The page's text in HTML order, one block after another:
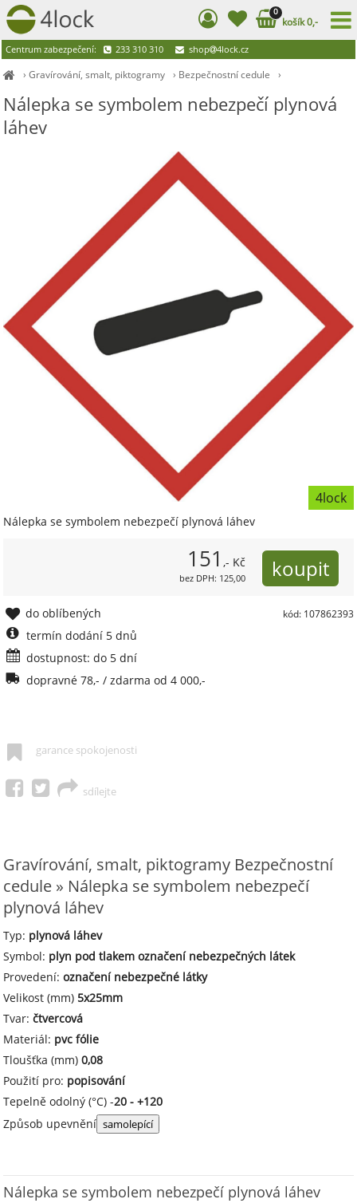
›Gravírování, smalt, piktogramy › Bezpečnostní cedule ›
Nálepka se symbolem nebezpečí plynová
láhev
Nálepka se symbolem nebezpečí plynová láhev
4lock
151 ,- Kč
bez DPH: 125,00
kód: 107862393
do oblíbených
termín dodání 5 dnů
dostupnost: do 5 dní
dopravné 78,- / zdarma od 4 000,-
garance spokojenosti
sdílejte
Gravírování, smalt, piktogramy Bezpečnostní
cedule » Nálepka se symbolem nebezpečí
plynová láhev
Typ: plynová láhev
Symbol: plyn pod tlakem označení nebezpečných látek
Provedení:označení nebezpečné látky
Velikost (mm) 5x25mm
Tvar:čtvercová
Materiál: pvc fólie
Tloušťka (mm)0,08
Použití pro: popisování
Tepelně odolný (°C) -20 - +120
Způsob upevnění samolepící
Nálepka se symbolem nebezpečí plynová láhev
0
košík 0,-
Centrum zabezpečení: 233 310 310 shop 4lock.cz